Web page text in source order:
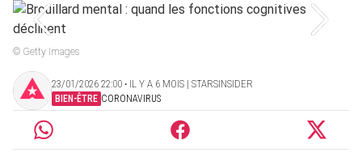
© Getty Images
23/01/2026 22:00 ‧ IL Y A 6 MOIS | STARSINSIDER
BIEN-ÊTRE CORONAVIRUS